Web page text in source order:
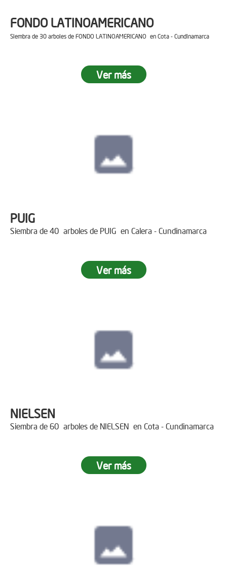
FONDO LATINOAMERICANO
Siembra de 30 arboles de FONDO LATINOAMERICANO en Cota - Cundinamarca
Ver más
PUIG
Siembra de 40 arboles de PUIG en Calera - Cundinamarca
Ver más
NIELSEN
Siembra de 60 arboles de NIELSEN en Cota - Cundinamarca
Ver más